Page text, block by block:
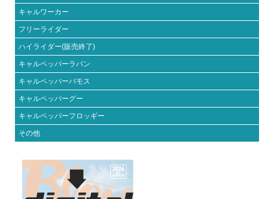
キャルワーカー
フリーライダー
ハイライダー(販売終了)
キャルペッパーラパン
キャルペッパーバモス
キャルペッパーグー
キャルペッパーフロッギー
その他